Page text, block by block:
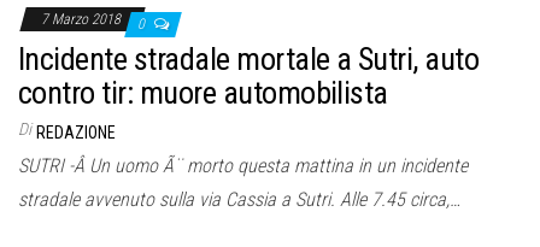
7 Marzo 2018 0
Incidente stradale mortale a Sutri, auto
contro tir: muore automobilista
Di REDAZIONE
SUTRI -Â Un uomo Ã¨ morto questa mattina in un incidente
stradale avvenuto sulla via Cassia a Sutri. Alle 7.45 circa,…